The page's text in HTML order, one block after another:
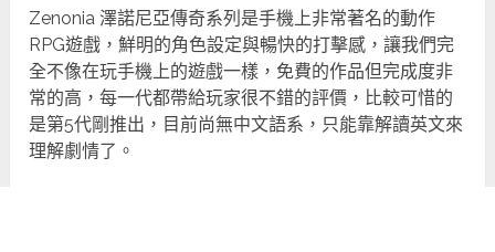
Zenonia 澤諾尼亞傳奇系列是手機上非常著名的動作
RPG遊戲，鮮明的角色設定與暢快的打擊感，讓我們完
全不像在玩手機上的遊戲一樣，免費的作品但完成度非
常的高，每一代都帶給玩家很不錯的評價，比較可惜的
是第5代剛推出，目前尚無中文語系，只能靠解讀英文來
理解劇情了。